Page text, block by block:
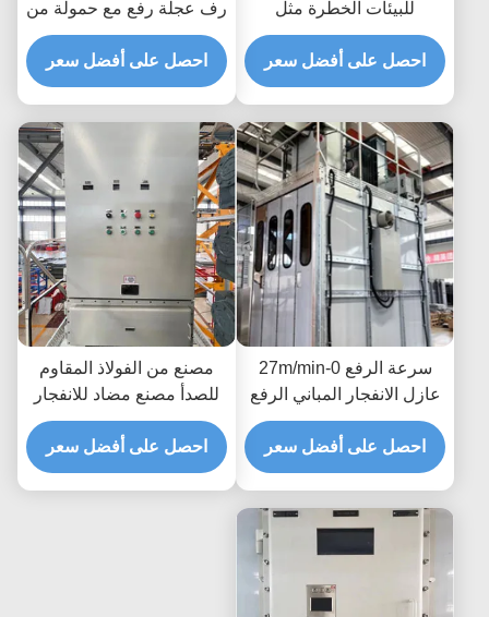
للبيئات الخطرة مثل
المصافي والمصانع الكيميائية
مع نظام التشغيل التلقائي
احصل على أفضل سعر
رف عجلة رفع مع حمولة من
2000kg / كابين تثبيت في
الداخل والخارج
احصل على أفضل سعر
سرعة الرفع 0-27m/min
عازل الانفجار المباني الرفع
SC300/300 مع نظام
التحكم VFD
احصل على أفضل سعر
مصنع من الفولاذ المقاوم
للصدأ مصنع مضاد للانفجار
مع وظيفة تشغيل تلقائي
احصل على أفضل سعر